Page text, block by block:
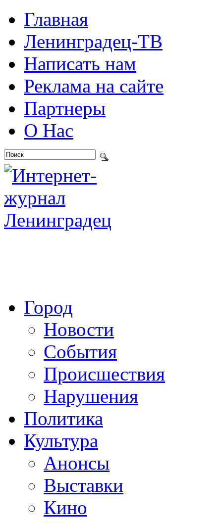
Главная
Ленинградец-ТВ
Написать нам
Реклама на сайте
Партнеры
О Нас
Город
Новости
События
Происшествия
Нарушения
Политика
Культура
Анонсы
Выставки
Кино